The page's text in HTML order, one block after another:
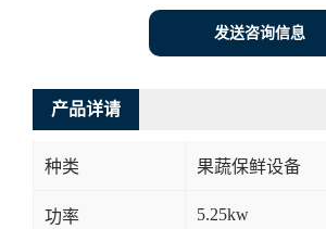
发送咨询信息
产品详请
种类 果蔬保鲜设备
功率 5.25kw